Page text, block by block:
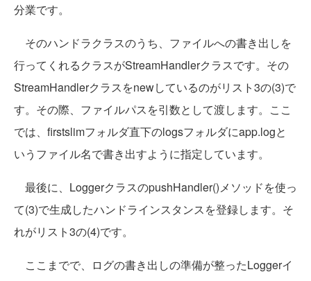
分業です。
そのハンドラクラスのうち、ファイルへの書き出しを
行ってくれるクラスがStreamHandlerクラスです。その
StreamHandlerクラスをnewしているのがリスト3の(3)で
す。その際、ファイルパスを引数として渡します。ここ
では、firstslimフォルダ直下のlogsフォルダにapp.logと
いうファイル名で書き出すように指定しています。
最後に、LoggerクラスのpushHandler()メソッドを使っ
て(3)で生成したハンドラインスタンスを登録します。そ
れがリスト3の(4)です。
ここまでで、ログの書き出しの準備が整ったLoggerイ